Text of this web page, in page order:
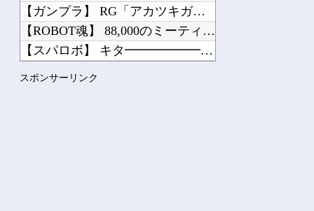
【ガンプラ】 RG「アカツキガンダム(オオワシ装備)& HG 1/144 ゼウス...
【ROBOT魂】 88,000のミーティアが二次も即完売なの大人気すぎる…
【スパロボ】 キタ━━━━━━(゜∀゜)━━━━━━ !!!!!
スポンサーリンク